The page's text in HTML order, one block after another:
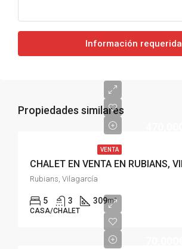
Información requerida
Propiedades similares
VENTA
Rubians, Vilagarcía
5 3 309m²
CASA/CHALET